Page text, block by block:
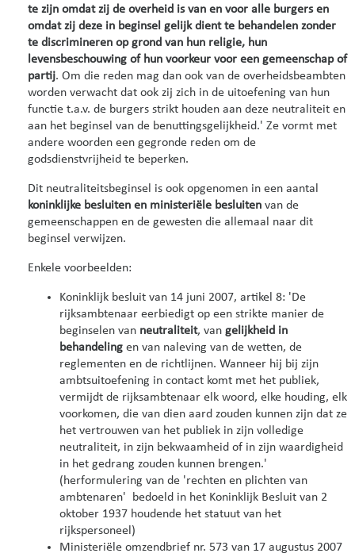
te zijn omdat zij de overheid is van en voor alle burgers en
omdat zij deze in beginsel gelijk dient te behandelen zonder
te discrimineren op grond van hun religie, hun
levensbeschouwing of hun voorkeur voor een gemeenschap of
partij. Om die reden mag dan ook van de overheidsbeambten
worden verwacht dat ook zij zich in de uitoefening van hun
functie t.a.v. de burgers strikt houden aan deze neutraliteit en
aan het beginsel van de benuttingsgelijkheid.' Ze vormt met
andere woorden een gegronde reden om de
godsdienstvrijheid te beperken.
Dit neutraliteitsbeginsel is ook opgenomen in een aantal
koninklijke besluiten en ministeriële besluiten van de
gemeenschappen en de gewesten die allemaal naar dit
beginsel verwijzen.
Enkele voorbeelden:
Koninklijk besluit van 14 juni 2007, artikel 8: 'De
rijksambtenaar eerbiedigt op een strikte manier de
beginselen van neutraliteit, van gelijkheid in
behandeling en van naleving van de wetten, de
reglementen en de richtlijnen. Wanneer hij bij zijn
ambtsuitoefening in contact komt met het publiek,
vermijdt de rijksambtenaar elk woord, elke houding, elk
voorkomen, die van dien aard zouden kunnen zijn dat ze
het vertrouwen van het publiek in zijn volledige
neutraliteit, in zijn bekwaamheid of in zijn waardigheid
in het gedrang zouden kunnen brengen.'
(herformulering van de 'rechten en plichten van
ambtenaren' bedoeld in het Koninklijk Besluit van 2
oktober 1937 houdende het statuut van het
rijkspersoneel)
Ministeriële omzendbrief nr. 573 van 17 augustus 2007